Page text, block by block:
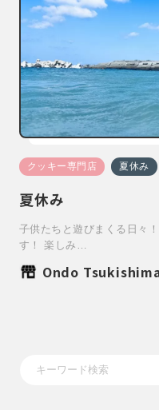
クッキー専門店 夏休み
夏休み
子供たちと遊びまくる日々
す！ 楽しみ…
Ondo